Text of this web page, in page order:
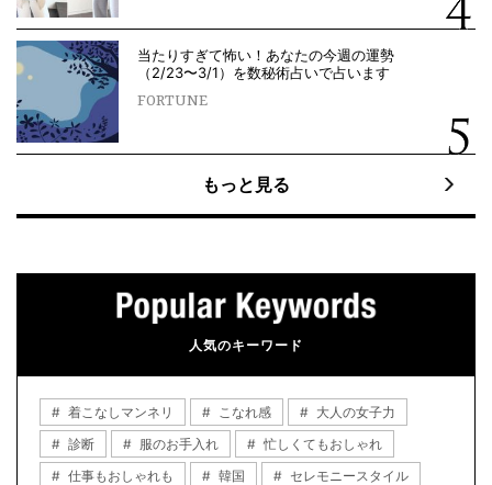
当たりすぎて怖い！あなたの今週の運勢
（2/23〜3/1）を数秘術占いで占います
FORTUNE
もっと見る
人気のキーワード
着こなしマンネリ こなれ感
大人の女子力
診断
服のお手入れ
忙しくてもおしゃれ
仕事もおしゃれも
韓国
セレモニースタイル